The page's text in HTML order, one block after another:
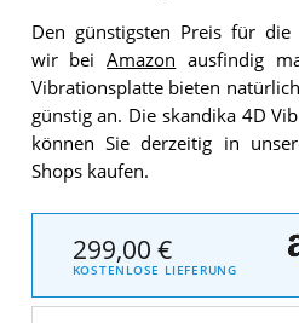
Den günstigsten Preis für die
wir beiAmazon ausfindig
Vibrationsplatte bieten
günstig an. Die skandika 4D
können Sie derzeitig in
Shops kaufen.
299,00 €
KOSTENLOSE LIEFERUNG